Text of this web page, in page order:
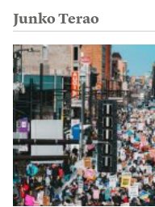
Junko Terao